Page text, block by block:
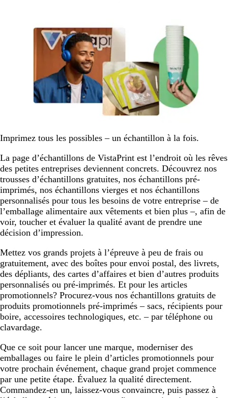
Imprimez tous les possibles – un échantillon à la fois.
La page d’échantillons de VistaPrint est l’endroit où les rêves
des petites entreprises deviennent concrets. Découvrez nos
trousses d’échantillons gratuites, nos échantillons pré-
imprimés, nos échantillons vierges et nos échantillons
personnalisés pour tous les besoins de votre entreprise – de
l’emballage alimentaire aux vêtements et bien plus –, afin de
voir, toucher et évaluer la qualité avant de prendre une
décision d’impression.
Mettez vos grands projets à l’épreuve à peu de frais ou
gratuitement, avec des boîtes pour envoi postal, des livrets,
des dépliants, des cartes d’affaires et bien d’autres produits
personnalisés ou pré-imprimés. Et pour les articles
promotionnels? Procurez-vous nos échantillons gratuits de
produits promotionnels pré-imprimés – sacs, récipients pour
boire, accessoires technologiques, etc. – par téléphone ou
clavardage.
Que ce soit pour lancer une marque, moderniser des
emballages ou faire le plein d’articles promotionnels pour
votre prochain événement, chaque grand projet commence
par une petite étape. Évaluez la qualité directement.
Commandez-en un, laissez-vous convaincre, puis passez à